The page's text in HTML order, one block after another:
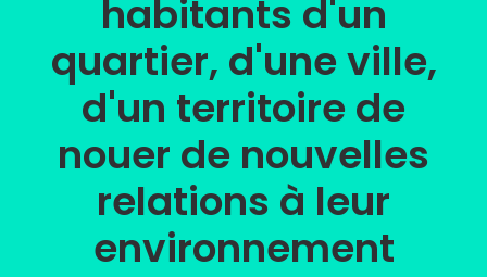
habitants d'un
quartier, d'une ville,
d'un territoire de
nouer de nouvelles
relations à leur
environnement